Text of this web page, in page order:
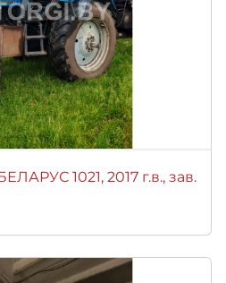
1021, 2017 г.в., зав.